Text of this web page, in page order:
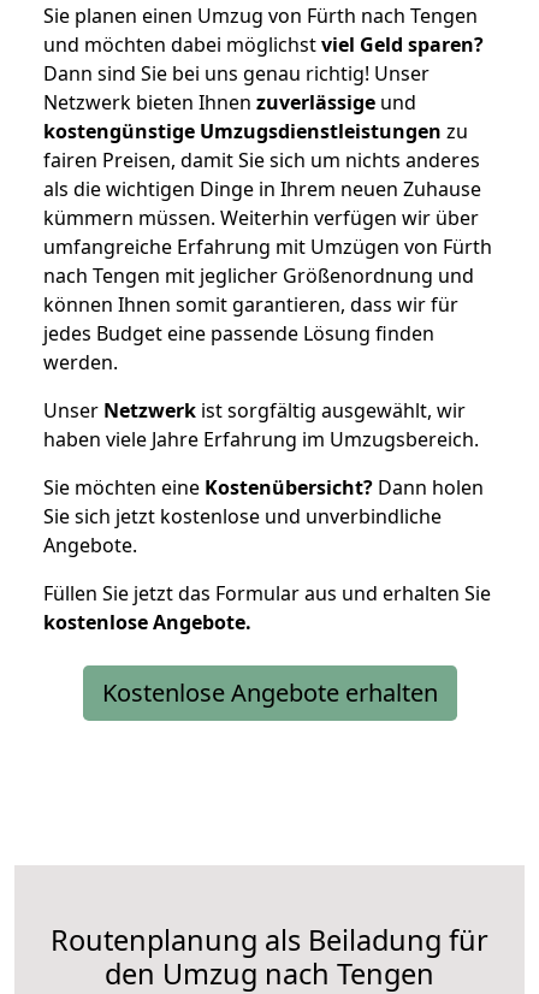
Sie planen einen Umzug von Fürth nach Tengen
und möchten dabei möglichstviel Geld sparen?
Dann sind Sie bei uns genau richtig! Unser
Netzwerk bieten Ihnen zuverlässige und
kostengünstige Umzugsdienstleistungen zu
fairen Preisen, damit Sie sich um nichts anderes
als die wichtigen Dinge in Ihrem neuen Zuhause
kümmern müssen. Weiterhin verfügen wir über
umfangreiche Erfahrung mit Umzügen von Fürth
nach Tengen mit jeglicher Größenordnung und
können Ihnen somit garantieren, dass wir für
jedes Budget eine passende Lösung finden
werden.
Unser Netzwerk ist sorgfältig ausgewählt, wir
haben viele Jahre Erfahrung im Umzugsbereich.
Sie möchten eine Kostenübersicht? Dann holen
Sie sich jetzt kostenlose und unverbindliche
Angebote.
Füllen Sie jetzt das Formular aus und erhalten Sie
kostenloseAngebote.
Kostenlose Angebote erhalten
Routenplanung als Beiladung für
den Umzug nach Tengen